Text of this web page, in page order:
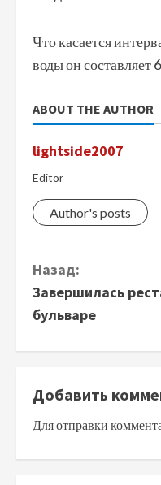
Что касается
воды он составляет
ABOUT THE AUTHOR
lightside2007
Editor
Author's posts
П
р
о
о
Назад:
Завершилась
бульваре
Добавить
Для отправки